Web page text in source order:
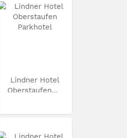
Lindner Hotel
Oberstaufen...